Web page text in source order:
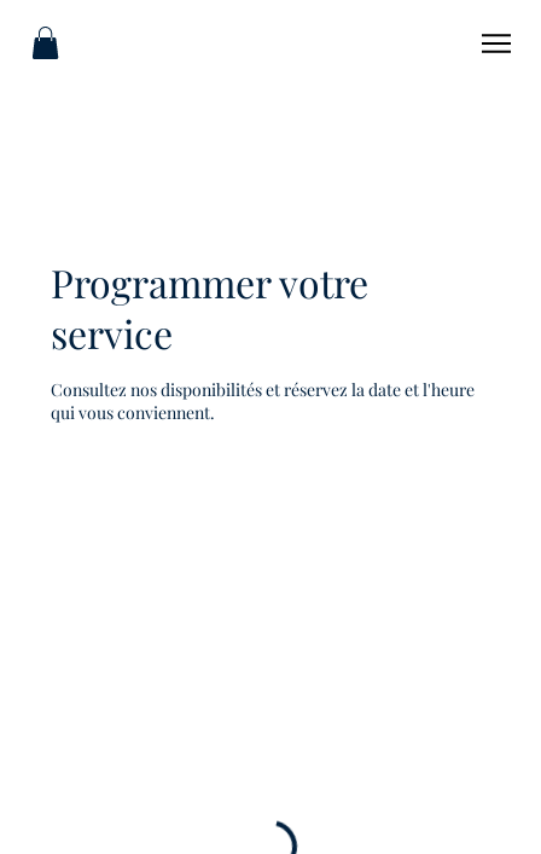
Programmer votre
service
Consultez nos disponibilités et réservez la date et l'heure
qui vous conviennent.